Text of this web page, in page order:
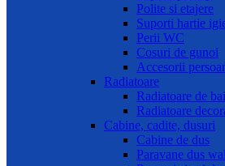
Polite si etajere
Suporti hartie
Perii WC
Cosuri de gunoi
Accesorii
Radiatoare
Radiatoare de
Radiatoare
Cabine, cadite, dusuri
Cabine de dus
Paravane dus